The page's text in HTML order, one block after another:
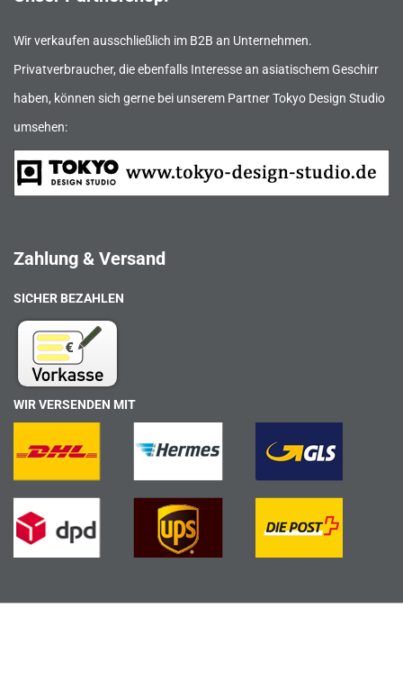
Wir verkaufen ausschließlich im B2B an Unternehmen.
Privatverbraucher, die ebenfalls Interesse an asiatischem Geschirr
haben, können sich gerne bei unserem Partner Tokyo Design Studio
umsehen:
Zahlung & Versand
SICHER BEZAHLEN
WIR VERSENDEN MIT